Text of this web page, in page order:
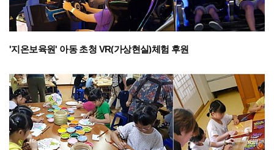
'지온보육원' 아동 초청 VR(가상현실)체험 후원